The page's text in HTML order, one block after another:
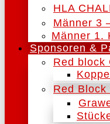
HLA
Männer 3
Männer 1.
Sponsoren &
Red block
Red